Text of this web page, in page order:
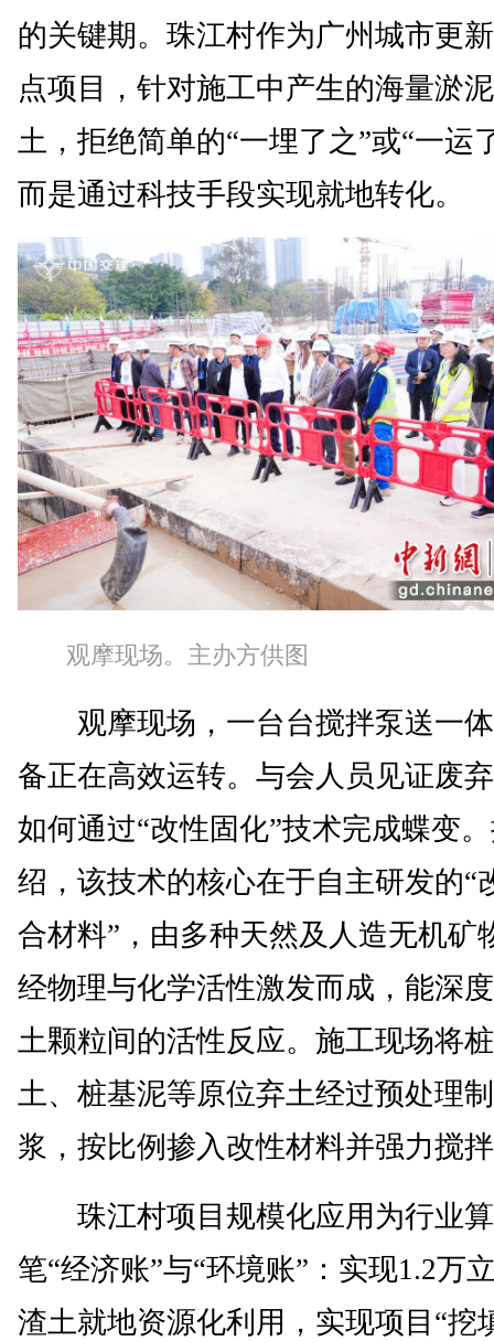
的关键期。珠江村作为广州城市更
点项目，针对施工中产生的海量淤
土，拒绝简单的“一埋了之”或“一运
而是通过科技手段实现就地转化。
观摩现场。主办方供图
观摩现场，一台台搅拌泵送一
备正在高效运转。与会人员见证废
如何通过“改性固化”技术完成蝶变
绍，该技术的核心在于自主研发的“
合材料”，由多种天然及人造无机矿
经物理与化学活性激发而成，能深
土颗粒间的活性反应。施工现场将
土、桩基泥等原位弃土经过预处理
浆，按比例掺入改性材料并强力搅
珠江村项目规模化应用为行业
笔“经济账”与“环境账”：实现1.2万
渣土就地资源化利用，实现项目“挖